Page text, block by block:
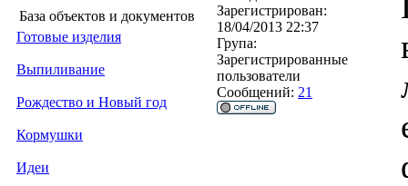
База объектов и документов
Готовые изделия
Выпиливание
Рождество и Новый год
Кормушки
Идеи
Зарегистрирован:
18/04/2013 22:37
Група:
Зарегистрированные
пользователи
Сообщений: 21